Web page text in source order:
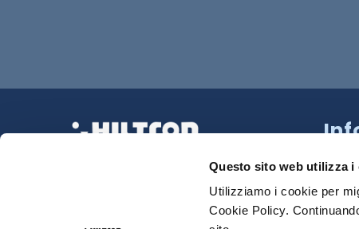
Questo sito web utilizza i
Utilizziamo i cookie per
Cookie Policy.
La tua Sicurezza Made in Italy
218
Sede